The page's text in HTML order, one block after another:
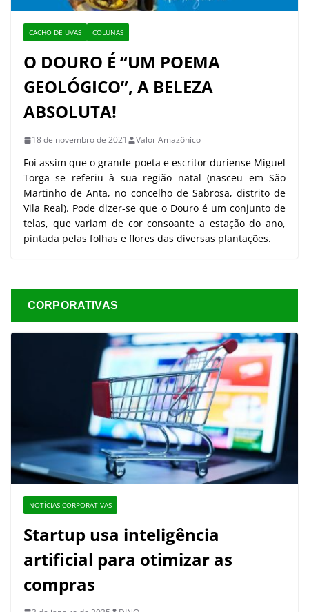
CACHO DE UVAS COLUNAS
O DOURO É “UM POEMA
GEOLÓGICO”, A BELEZA
ABSOLUTA!
18 de novembro de 2021 Valor Amazônico
Foi assim que o grande poeta e escritor duriense Miguel
Torga se referiu à sua região natal (nasceu em São
Martinho de Anta, no concelho de Sabrosa, distrito de
Vila Real). Pode dizer-se que o Douro é um conjunto de
telas, que variam de cor consoante a estação do ano,
pintada pelas folhas e flores das diversas plantações.
CORPORATIVAS
NOTÍCIAS CORPORATIVAS
Startup usa inteligência
artificial para otimizar as
compras